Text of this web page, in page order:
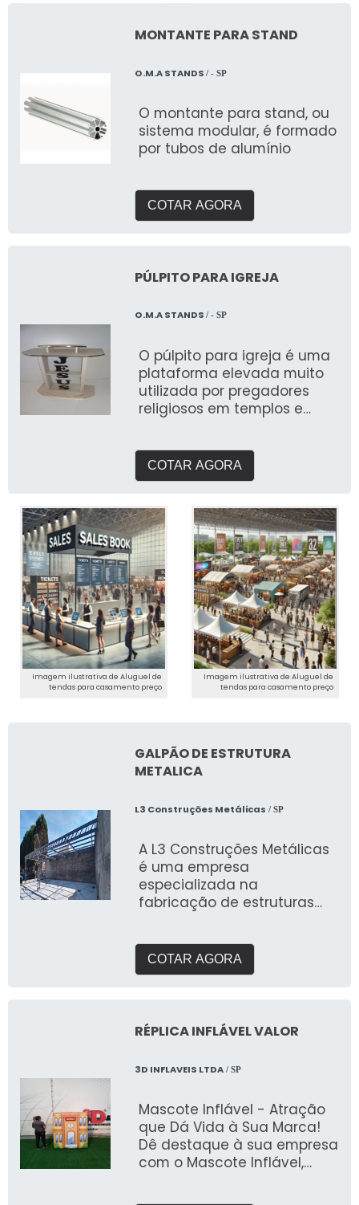
MONTANTE PARA STAND
O.M.A STANDS / - SP
O montante para stand, ou
sistema modular, é formado
por tubos de alumínio
COTAR AGORA
PÚLPITO PARA IGREJA
O.M.A STANDS / - SP
O púlpito para igreja é uma
plataforma elevada muito
utilizada por pregadores
religiosos em templos e
COTAR AGORA
Imagem ilustrativa de Aluguel de
tendas para casamento preço
Imagem ilustrativa de Aluguel de
tendas para casamento preço
GALPÃO DE ESTRUTURA
METALICA
L3 Construções Metálicas / SP
A L3 Construções Metálicas
é uma empresa
especializada na
fabricação de estruturas
COTAR AGORA
RÉPLICA INFLÁVEL VALOR
3D INFLAVEIS LTDA/ SP
Mascote Inflável - Atração
que Dá Vida à Sua Marca!
Dê destaque à sua empresa
com o Mascote Inflável,